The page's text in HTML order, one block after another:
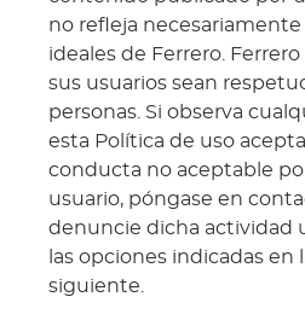
no refleja
ideales de Ferrero.
sus usuarios sean
personas. Si observa
esta Política de uso
conducta no aceptable
usuario, póngase en
denuncie dicha actividad
las opciones indicadas en
siguiente.